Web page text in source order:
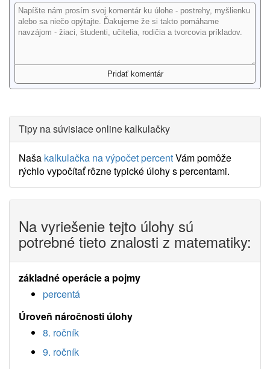
Tipy na súvisiace online kalkulačky
Naša kalkulačka na výpočet percentVám pomôže
rýchlo vypočítať rôzne typické úlohy s percentami.
Na vyriešenie tejto úlohy sú
potrebné tieto znalosti z matematiky:
základné operácie a pojmy
percentá
Úroveň náročnosti úlohy
8. ročník
9. ročník